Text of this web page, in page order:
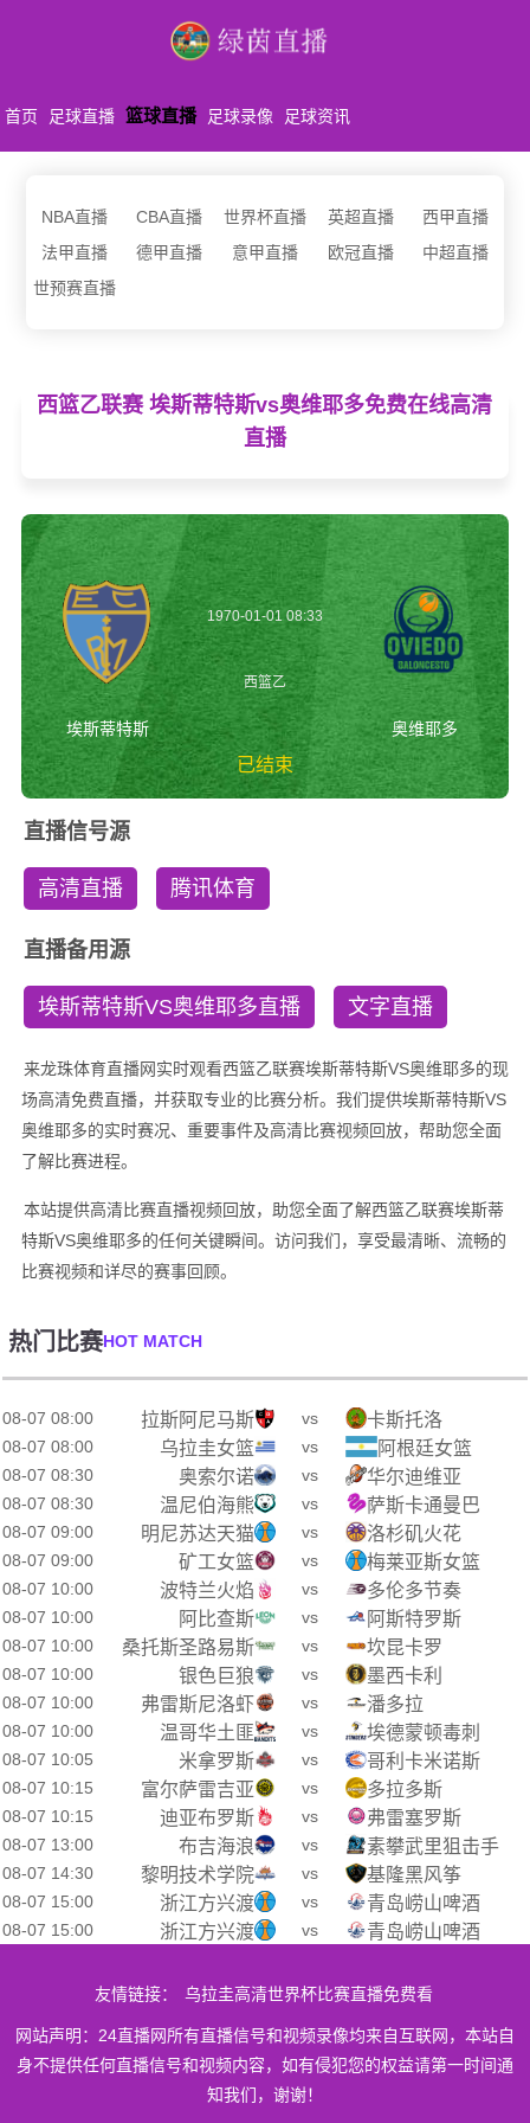
首页 足球直播 篮球直播 足球录像 足球资讯
NBA直播 CBA直播 世界杯直播 英超直播
西甲直播
法甲直播
德甲直播 意甲直播 欧冠直播
中超直播
世预赛直播
西篮乙联赛 埃斯蒂特斯vs奥维耶多免费在线高清
直播
埃斯蒂特斯
1970-01-01 08:33
西篮乙
已结束
奥维耶多
直播信号源
高清直播 腾讯体育
直播备用源
埃斯蒂特斯VS奥维耶多直播 文字直播
来龙珠体育直播网实时观看西篮乙联赛埃斯蒂特斯VS奥维耶多的现
场高清免费直播，并获取专业的比赛分析。我们提供埃斯蒂特斯VS
奥维耶多的实时赛况、重要事件及高清比赛视频回放，帮助您全面
了解比赛进程。
本站提供高清比赛直播视频回放，助您全面了解西篮乙联赛埃斯蒂
特斯VS奥维耶多的任何关键瞬间。访问我们，享受最清晰、流畅的
比赛视频和详尽的赛事回顾。
热门比赛HOT MATCH
08-07 08:00 拉斯阿尼马斯 vs 卡斯托洛
08-07 08:00 乌拉圭女篮 vs 阿根廷女篮
08-07 08:30 奥索尔诺 vs 华尔迪维亚
08-07 08:30 温尼伯海熊 vs 萨斯卡通曼巴
08-07 09:00 明尼苏达天猫 vs 洛杉矶火花
08-07 09:00 矿工女篮 vs 梅莱亚斯女篮
08-07 10:00 波特兰火焰 vs 多伦多节奏
08-07 10:00 阿比查斯 vs 阿斯特罗斯
08-07 10:00 桑托斯圣路易斯 vs 坎昆卡罗
08-07 10:00 银色巨狼 vs 墨西卡利
08-07 10:00 弗雷斯尼洛虾 vs 潘多拉
08-07 10:00 温哥华土匪 vs 埃德蒙顿毒刺
08-07 10:05 米拿罗斯 vs 哥利卡米诺斯
08-07 10:15 富尔萨雷吉亚 vs 多拉多斯
08-07 10:15 迪亚布罗斯 vs 弗雷塞罗斯
08-07 13:00 布吉海浪 vs 素攀武里狙击手
08-07 14:30 黎明技术学院 vs 基隆黑风筝
08-07 15:00 浙江方兴渡 vs 青岛崂山啤酒
08-07 15:00 浙江方兴渡 vs 青岛崂山啤酒
友情链接： 乌拉圭高清世界杯比赛直播免费看
网站声明：24直播网所有直播信号和视频录像均来自互联网，本站自
身不提供任何直播信号和视频内容，如有侵犯您的权益请第一时间通
知我们，谢谢！